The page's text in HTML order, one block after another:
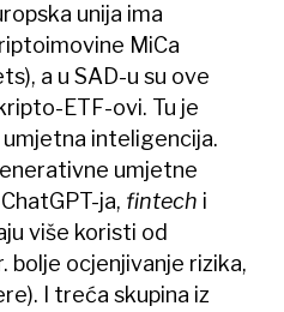
unija ima
MiCa
a u SAD-u su ove
ETF-ovi. Tu je
inteligencija.
umjetne
ja, fintech i
više koristi od
bolje ocjenjivanje rizika,
I treća skupina iz